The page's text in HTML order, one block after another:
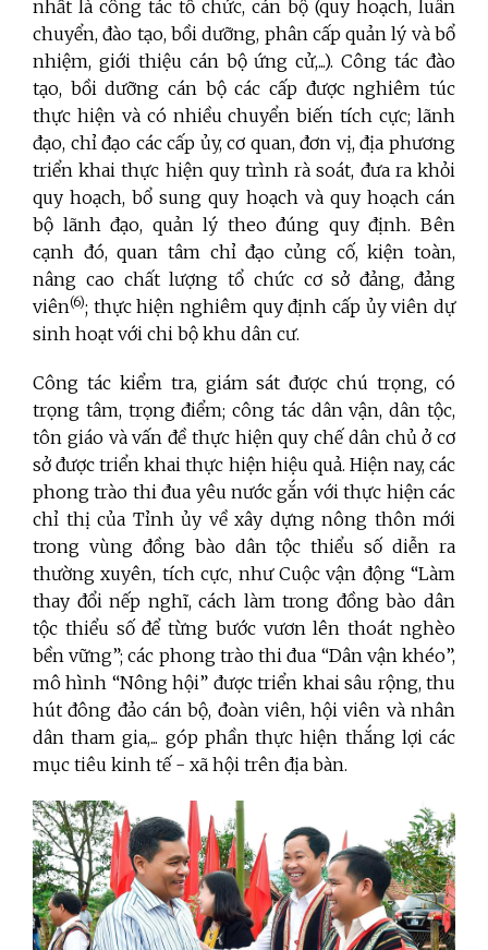
nhất là công tác tổ chức, cán bộ (quy hoạch, luân
chuyển, đào tạo, bồi dưỡng, phân cấp quản lý và bổ
nhiệm, giới thiệu cán bộ ứng cử,...). Công tác đào
tạo, bồi dưỡng cán bộ các cấp được nghiêm túc
thực hiện và có nhiều chuyển biến tích cực; lãnh
đạo, chỉ đạo các cấp ủy, cơ quan, đơn vị, địa phương
triển khai thực hiện quy trình rà soát, đưa ra khỏi
quy hoạch, bổ sung quy hoạch và quy hoạch cán
bộ lãnh đạo, quản lý theo đúng quy định. Bên
cạnh đó, quan tâm chỉ đạo củng cố, kiện toàn,
nâng cao chất lượng tổ chức cơ sở đảng, đảng
viên(6); thực hiện nghiêm quy định cấp ủy viên dự
sinh hoạt với chi bộ khu dân cư.
Công tác kiểm tra, giám sát được chú trọng, có
trọng tâm, trọng điểm; công tác dân vận, dân tộc,
tôn giáo và vấn đề thực hiện quy chế dân chủ ở cơ
sở được triển khai thực hiện hiệu quả. Hiện nay, các
phong trào thi đua yêu nước gắn với thực hiện các
chỉ thị của Tỉnh ủy về xây dựng nông thôn mới
trong vùng đồng bào dân tộc thiểu số diễn ra
thường xuyên, tích cực, như Cuộc vận động “Làm
thay đổi nếp nghĩ, cách làm trong đồng bào dân
tộc thiểu số để từng bước vươn lên thoát nghèo
bền vững”; các phong trào thi đua “Dân vận khéo”,
mô hình “Nông hội” được triển khai sâu rộng, thu
hút đông đảo cán bộ, đoàn viên, hội viên và nhân
dân tham gia,... góp phần thực hiện thắng lợi các
mục tiêu kinh tế - xã hội trên địa bàn.